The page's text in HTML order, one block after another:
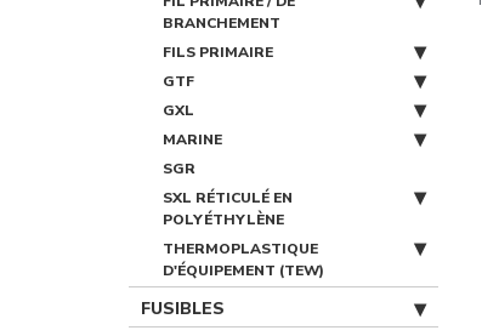
BRANCHEMENT
FILS PRIMAIRE
GTF
GXL
MARINE
SGR
SXL RÉTICULÉ EN
POLYÉTHYLÈNE
THERMOPLASTIQUE
D'ÉQUIPEMENT (TEW)
FUSIBLES